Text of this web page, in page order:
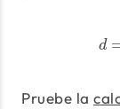
d
Pruebe la